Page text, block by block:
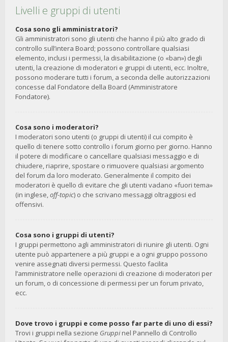
Livelli e gruppi di utenti
Cosa sono gli amministratori?
Gli amministratori sono gli utenti che hanno il più alto grado di
controllo sull’intera Board; possono controllare qualsiasi
elemento, inclusi i permessi, la disabilitazione (o «ban») degli
utenti, la creazione di moderatori e gruppi di utenti, ecc. Inoltre,
possono moderare tutti i forum, a seconda delle autorizzazioni
concesse dal Fondatore della Board (Amministratore
Fondatore).
Cosa sono i moderatori?
I moderatori sono utenti (o gruppi di utenti) il cui compito è
quello di tenere sotto controllo i forum giorno per giorno. Hanno
il potere di modificare o cancellare qualsiasi messaggio e di
chiudere, riaprire, spostare o rimuovere qualsiasi argomento
del forum da loro moderato. Generalmente il compito dei
moderatori è quello di evitare che gli utenti vadano «fuori tema»
(in inglese,off-topic) o che scrivano messaggi oltraggiosi ed
offensivi.
Cosa sono i gruppi di utenti?
I gruppi permettono agli amministratori di riunire gli utenti. Ogni
utente può appartenere a più gruppi e a ogni gruppo possono
venire assegnati diversi permessi. Questo facilita
l’amministratore nelle operazioni di creazione di moderatori per
un forum, o di concessione di permessi per un forum privato,
ecc.
Dove trovo i gruppi e come posso far parte di uno di essi?
Trovi i gruppi nella sezione Gruppinel Pannello di Controllo